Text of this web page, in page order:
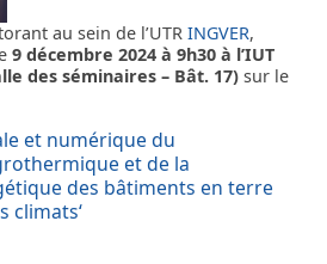
au sein de l’UTR INGVER,
9 décembre 2024 à 9h30 à l’IUT
des séminaires – Bât. 17) sur le
et numérique du
et de la
des bâtiments en terre
climats‘